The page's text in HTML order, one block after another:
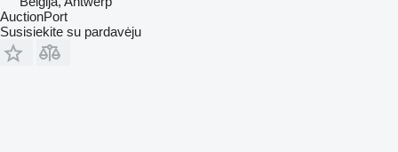
AuctionPort
Susisiekite su pardavėju